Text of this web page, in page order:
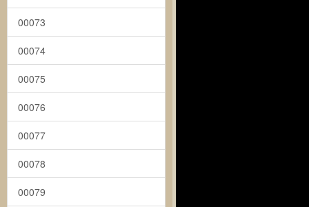
00073
00074
00075
00076
00077
00078
00079